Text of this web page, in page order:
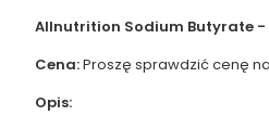
Allnutrition Sodium Butyrate -
Cena:Proszę sprawdzić cenę
Opis: